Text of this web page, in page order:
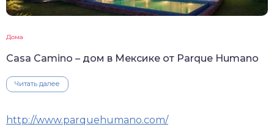
Дома
Casa Camino – дом в Мексике от Parque Humano
Читать далее
http://www.parquehumano.com/